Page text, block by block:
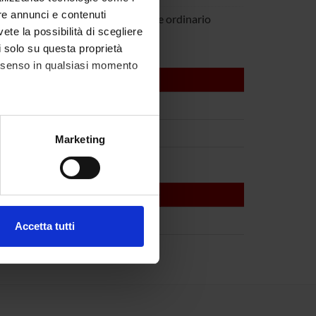
annunci e contenuti
la possibilità di scegliere
su questa proprietà
in qualsiasi momento
metro,Marketing
Accetta tutti
Professore ordinario